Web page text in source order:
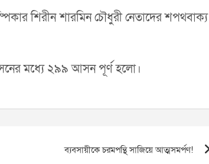
শিরীন শারমিন চৌধুরী নেতাদের শপথবাক্য
মধ্যে ২৯৯ আসন পূর্ণ হলো।
ব্যবসায়ীকে চরমপন্থি সাজিয়ে আত্মসমর্পণ!